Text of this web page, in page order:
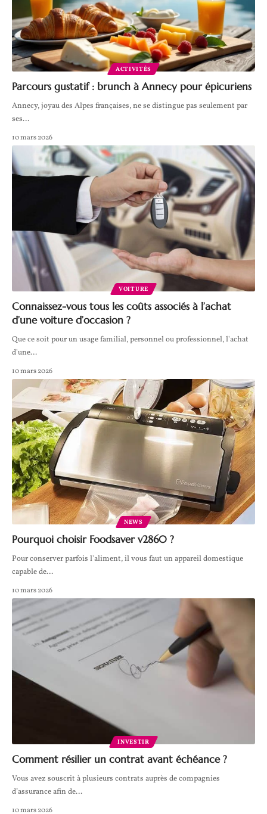
ACTIVITÉS
Parcours gustatif : brunch à Annecy pour épicuriens
Annecy, joyau des Alpes françaises, ne se distingue pas seulement par
ses…
10 mars 2026
VOITURE
Connaissez-vous tous les coûts associés à l’achat
d’une voiture d’occasion ?
Que ce soit pour un usage familial, personnel ou professionnel, l'achat
d'une…
10 mars 2026
NEWS
Pourquoi choisir Foodsaver v2860 ?
Pour conserver parfois l'aliment, il vous faut un appareil domestique
capable de…
10 mars 2026
INVESTIR
Comment résilier un contrat avant échéance ?
Vous avez souscrit à plusieurs contrats auprès de compagnies
d’assurance afin de…
10 mars 2026